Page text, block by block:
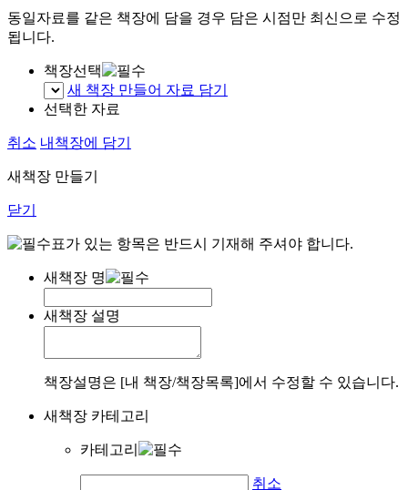
동일자료를 같은 책장에 담을 경우 담은 시점만 최신으로 수정
됩니다.
책장선택
새 책장 만들어 자료 담기
선택한 자료
취소 내책장에 담기
새책장 만들기
닫기
표가 있는 항목은 반드시 기재해 주셔야 합니다.
새책장 명
새책장 설명
책장설명은 [내 책장/책장목록]에서 수정할 수 있습니다.
새책장 카테고리
카테고리
취소